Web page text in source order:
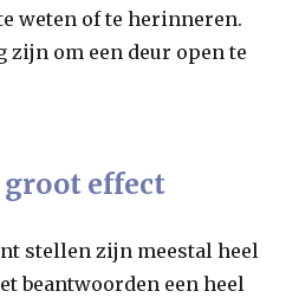
weten of te herinneren.
zijn om een deur open te
groot effect
stellen zijn meestal heel
beantwoorden een heel